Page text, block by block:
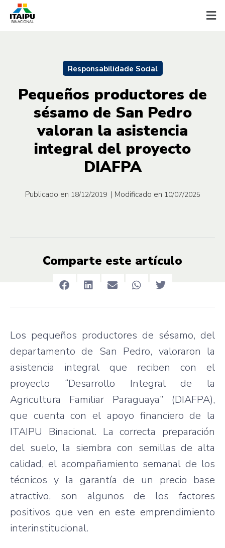
Responsabilidade Social
Pequeños productores de
sésamo de San Pedro
valoran la asistencia
integral del proyecto
DIAFPA
Publicado en 18/12/2019 | Modificado en 10/07/2025
Comparte este artículo
Los pequeños productores de sésamo, del
departamento de San Pedro, valoraron la
asistencia integral que reciben con el
proyecto “Desarrollo Integral de la
Agricultura Familiar Paraguaya” (DIAFPA),
que cuenta con el apoyo financiero de la
ITAIPU Binacional. La correcta preparación
del suelo, la siembra con semillas de alta
calidad, el acompañamiento semanal de los
técnicos y la garantía de un precio base
atractivo, son algunos de los factores
positivos que ven en este emprendimiento
interinstitucional.